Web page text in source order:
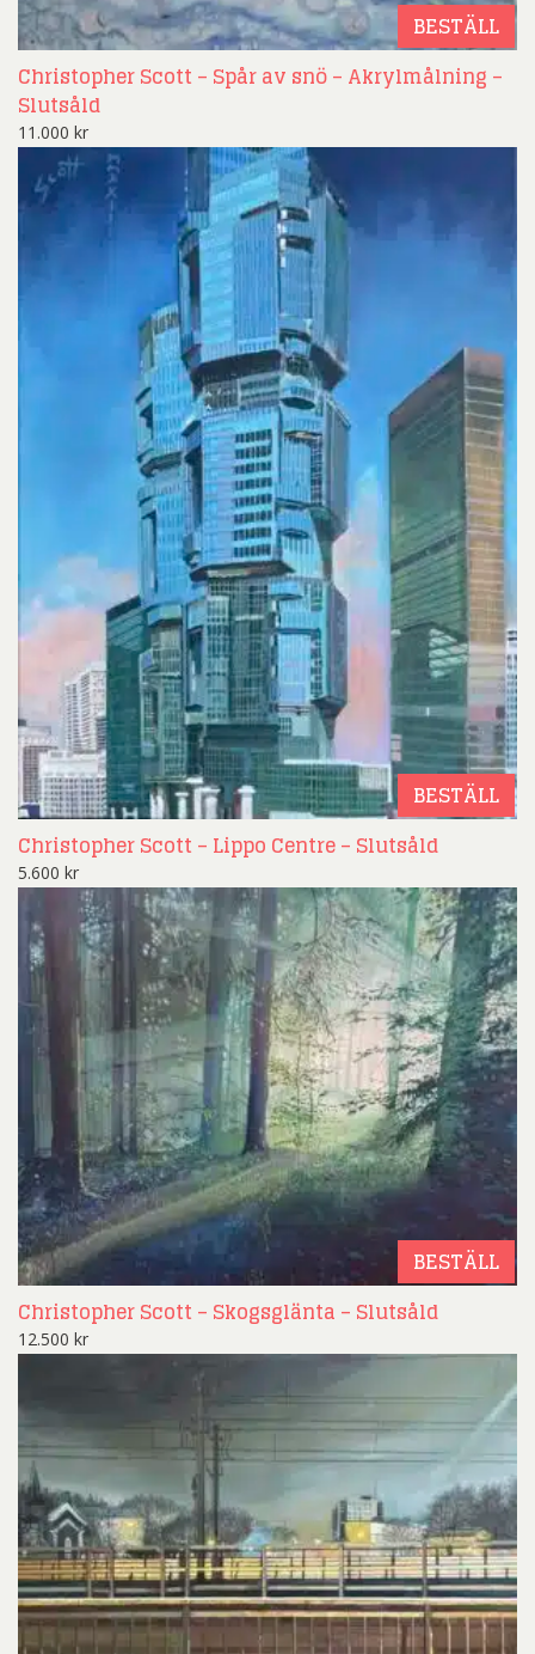
BESTÄLL
Christopher Scott – Spår av snö – Akrylmålning –
Slutsåld
11.000 kr
BESTÄLL
Christopher Scott – Lippo Centre – Slutsåld
5.600 kr
BESTÄLL
Christopher Scott – Skogsglänta – Slutsåld
12.500 kr